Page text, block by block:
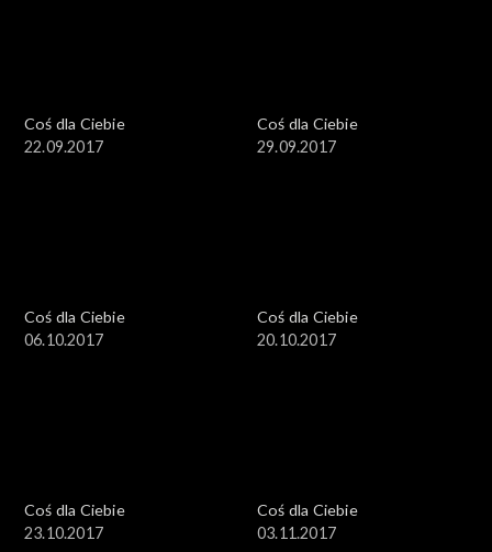
Coś dla Ciebie
22.09.2017
Coś dla Ciebie
29.09.2017
Coś dla Ciebie
06.10.2017
Coś dla Ciebie
20.10.2017
Coś dla Ciebie
23.10.2017
Coś dla Ciebie
03.11.2017